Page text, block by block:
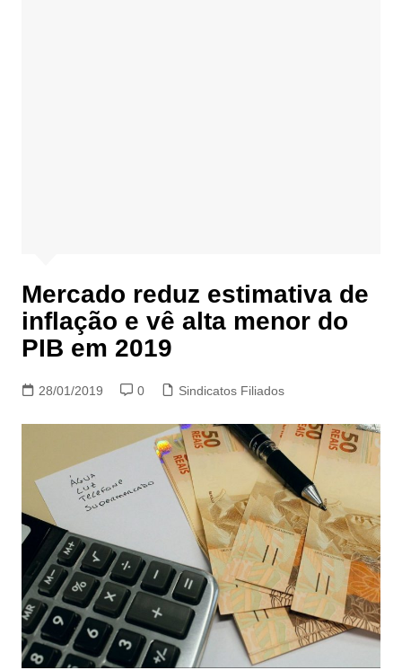
Mercado reduz estimativa de
inflação e vê alta menor do
PIB em 2019
28/01/2019 0 Sindicatos Filiados